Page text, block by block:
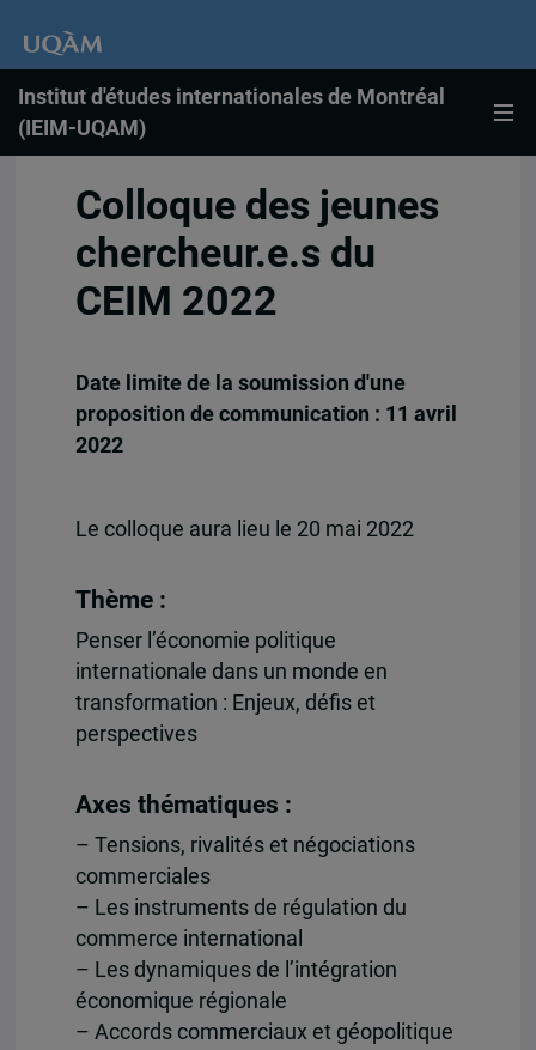
Institut d'études internationales de Montréal
(IEIM-UQAM)
Colloque des jeunes
chercheur.e.s du
CEIM 2022
Date limite de la soumission d'une
proposition de communication : 11 avril
2022
Le colloque aura lieu le 20 mai 2022
Thème :
Penser l’économie politique
internationale dans un monde en
transformation : Enjeux, défis et
perspectives
Axes thématiques :
– Tensions, rivalités et négociations
commerciales
– Les instruments de régulation du
commerce international
– Les dynamiques de l’intégration
économique régionale
– Accords commerciaux et géopolitique